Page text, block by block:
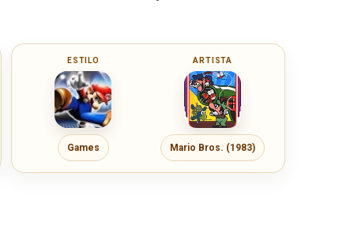
ESTILO
Games
ARTISTA
Mario Bros. (1983)